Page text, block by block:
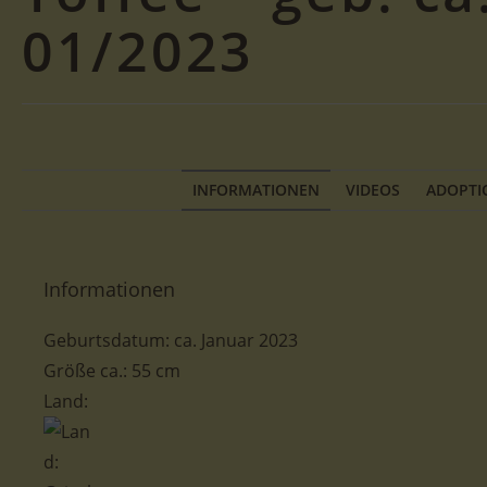
01/2023
INFORMATIONEN VIDEOS
Informationen
Geburtsdatum: ca. Januar 2023
Größe ca.: 55 cm
Land: